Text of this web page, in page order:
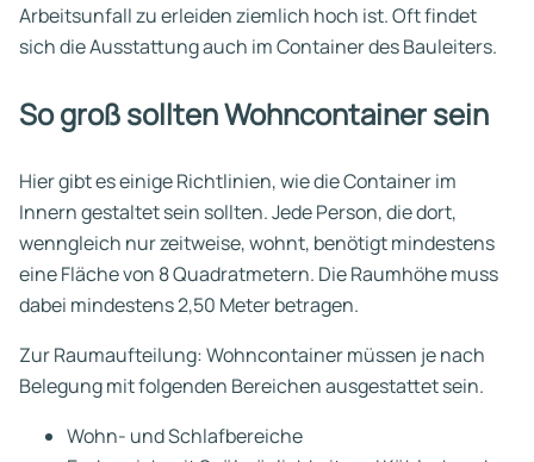
Arbeitsunfall zu erleiden ziemlich hoch ist. Oft findet
sich die Ausstattung auch im Container des Bauleiters.
So groß sollten Wohncontainer sein
Hier gibt es einige Richtlinien, wie die Container im
Innern gestaltet sein sollten. Jede Person, die dort,
wenngleich nur zeitweise, wohnt, benötigt mindestens
eine Fläche von 8 Quadratmetern. Die Raumhöhe muss
dabei mindestens 2,50 Meter betragen.
Zur Raumaufteilung: Wohncontainer müssen je nach
Belegung mit folgenden Bereichen ausgestattet sein.
Wohn- und Schlafbereiche